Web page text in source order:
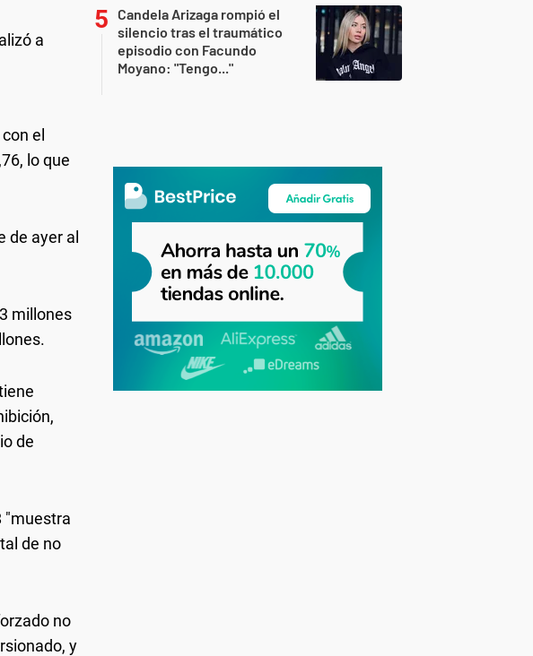
a
el
lo que
de ayer al
millones
de
"muestra
de no
no
y
Candela Arizaga rompió el
silencio tras el traumático
episodio con Facundo
Moyano: "Tengo..."